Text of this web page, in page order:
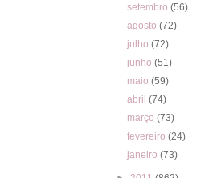
setembro(56)
agosto(72)
julho(72)
junho(51)
maio(59)
abril(74)
março(73)
fevereiro(24)
janeiro(73)